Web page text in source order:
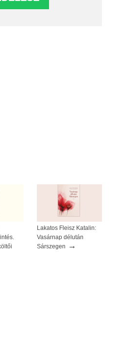
Lakatos Fleisz Katalin:
Vasárnap délután
Sárszegen
→